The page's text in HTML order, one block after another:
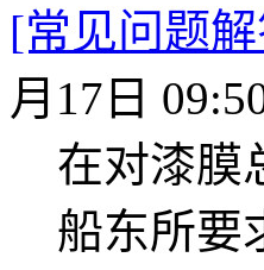
[常见问题
月17日
在对漆膜
船东所要